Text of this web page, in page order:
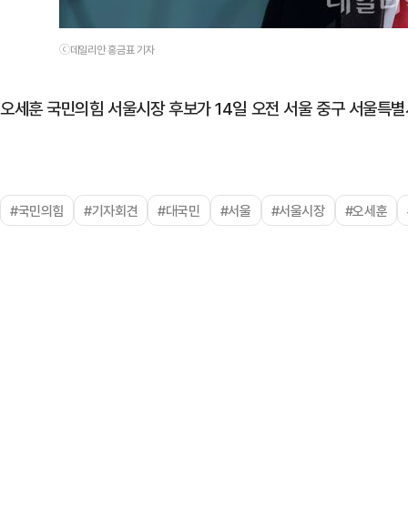
ⓒ데일리안 홍금표 기자
오세훈 국민의힘 서울시장 후보가 14일 오전 서울 중구 서울특
#국민의힘 #기자회견 #대국민 #서울 #서울시장 #오세훈